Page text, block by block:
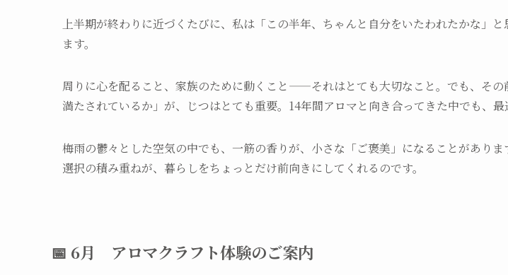
上半期が終わりに近づくたびに、私は「この半年、ちゃんと自分をいたわれたかな」
ます。
周りに心を配ること、家族のために動くこと——それはとても大切なこと。でも、その
満たされているか」が、じつはとても重要。14年間アロマと向き合ってきた中でも、最
梅雨の鬱々とした空気の中でも、一筋の香りが、小さな「ご褒美」になることがありま
選択の積み重ねが、暮らしをちょっとだけ前向きにしてくれるのです。
📅 6月 アロマクラフト体験のご案内